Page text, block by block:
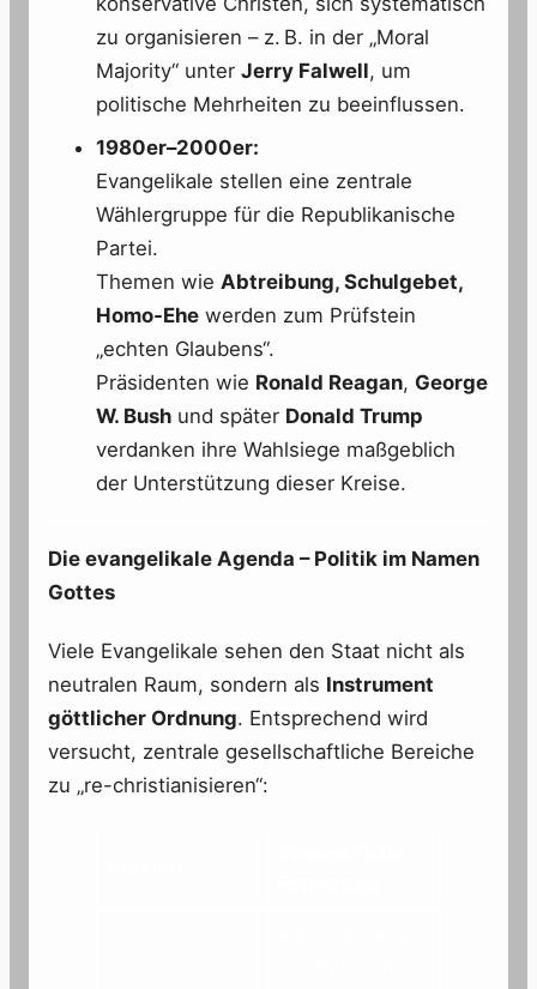
zu organisieren – z. B. in der „Moral
Majority“ unter Jerry Falwell, um
politische Mehrheiten zu beeinflussen.
1980er–2000er:
Evangelikale stellen eine zentrale
Wählergruppe für die Republikanische
Partei.
Themen wie Abtreibung, Schulgebet,
Homo-Ehe werden zum Prüfstein
„echten Glaubens“.
Präsidenten wie Ronald Reagan, George
W. Bush und später Donald Trump
verdanken ihre Wahlsiege maßgeblich
der Unterstützung dieser Kreise.
Die evangelikale Agenda – Politik im Namen
Gottes
Viele Evangelikale sehen den Staat nicht als
neutralen Raum, sondern als Instrument
göttlicher Ordnung. Entsprechend wird
versucht, zentrale gesellschaftliche Bereiche
zu „re-christianisieren“: